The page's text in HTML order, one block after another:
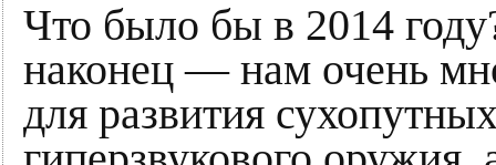
Что было бы в 2014
наконец — нам очень
для развития